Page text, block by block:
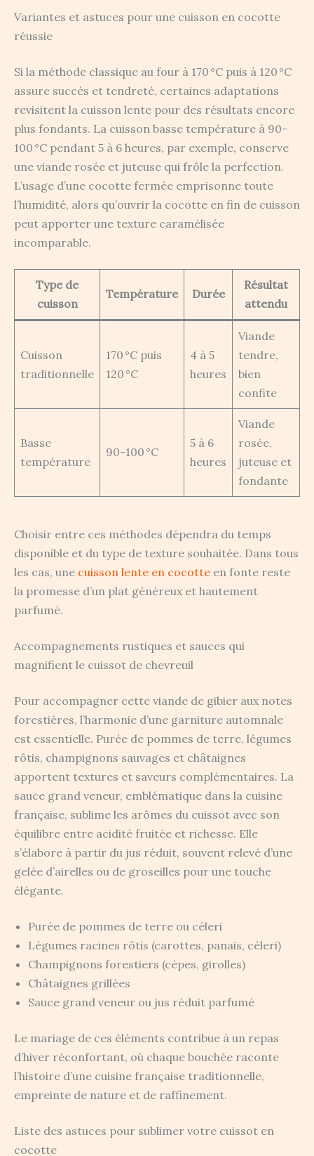
Variantes et astuces pour une cuisson en cocotte
réussie
Si la méthode classique au four à 170 °C puis à 120 °C
assure succès et tendreté, certaines adaptations
revisitent la cuisson lente pour des résultats encore
plus fondants. La cuisson basse température à 90-
100 °C pendant 5 à 6 heures, par exemple, conserve
une viande rosée et juteuse qui frôle la perfection.
L’usage d’une cocotte fermée emprisonne toute
l’humidité, alors qu’ouvrir la cocotte en fin de cuisson
peut apporter une texture caramélisée
incomparable.
Type de
cuisson
Température Durée
Résultat
attendu
Cuisson
traditionnelle
170 °C puis
120 °C
4 à 5
heures
Viande
tendre,
bien
confite
Basse
température
90-100 °C
5 à 6
heures
Viande
rosée,
juteuse et
fondante
Choisir entre ces méthodes dépendra du temps
disponible et du type de texture souhaitée. Dans tous
les cas, une cuisson lente en cocotte en fonte reste
la promesse d’un plat généreux et hautement
parfumé.
Accompagnements rustiques et sauces qui
magnifient le cuissot de chevreuil
Pour accompagner cette viande de gibier aux notes
forestières, l’harmonie d’une garniture automnale
est essentielle. Purée de pommes de terre, légumes
rôtis, champignons sauvages et châtaignes
apportent textures et saveurs complémentaires. La
sauce grand veneur, emblématique dans la cuisine
française, sublime les arômes du cuissot avec son
équilibre entre acidité fruitée et richesse. Elle
s’élabore à partir du jus réduit, souvent relevé d’une
gelée d’airelles ou de groseilles pour une touche
élégante.
Purée de pommes de terre ou céleri
Légumes racines rôtis (carottes, panais, céleri)
Champignons forestiers (cèpes, girolles)
Châtaignes grillées
Sauce grand veneur ou jus réduit parfumé
Le mariage de ces éléments contribue à un repas
d’hiver réconfortant, où chaque bouchée raconte
l’histoire d’une cuisine française traditionnelle,
empreinte de nature et de raffinement.
Liste des astuces pour sublimer votre cuissot en
cocotte